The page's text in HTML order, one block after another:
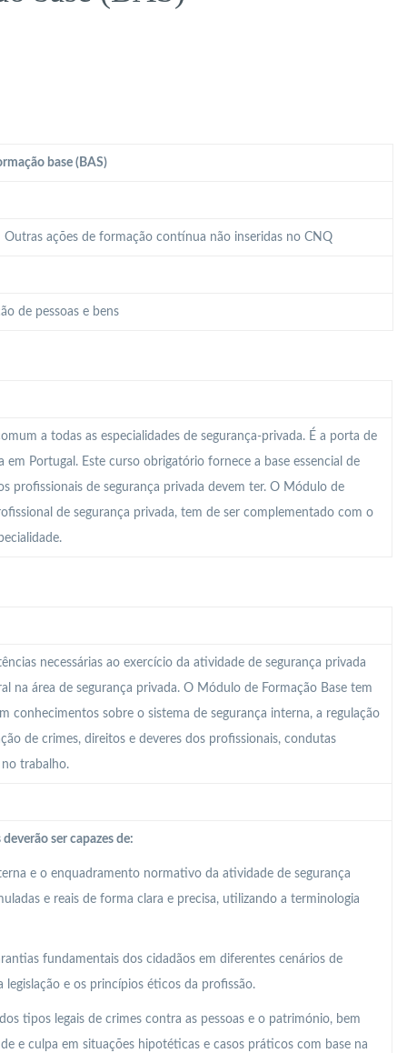
base (BAS)
Outras ações de formação contínua não inseridas no CNQ
de pessoas e bens
a todas as especialidades de segurança-privada. É a porta de
Portugal. Este curso obrigatório fornece a base essencial de
profissionais de segurança privada devem ter. O Módulo de
de segurança privada, tem de ser complementado com o
necessárias ao exercício da atividade de segurança privada
na área de segurança privada. O Módulo de Formação Base tem
conhecimentos sobre o sistema de segurança interna, a regulação
de crimes, direitos e deveres dos profissionais, condutas
no trabalho.
ser capazes de:
e o enquadramento normativo da atividade de segurança
e reais de forma clara e precisa, utilizando a terminologia
fundamentais dos cidadãos em diferentes cenários de
e os princípios éticos da profissão.
tipos legais de crimes contra as pessoas e o património, bem
e culpa em situações hipotéticas e casos práticos com base na